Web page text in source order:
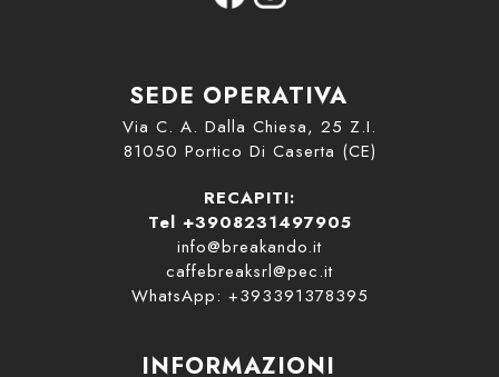
SEDE OPERATIVA
Via C. A. Dalla Chiesa, 25 Z.I.
81050 Portico Di Caserta (CE)
RECAPITI:
Tel +3908231497905
info@breakando.it
caffebreaksrl@pec.it
WhatsApp: +393391378395
INFORMAZIONI